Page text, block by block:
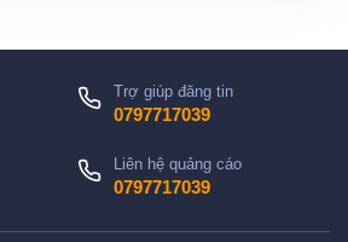
Trợ giúp đăng tin
0797717039
Liên hệ quảng cáo
0797717039